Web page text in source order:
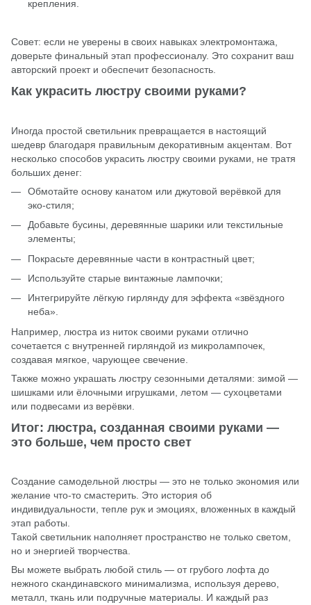
крепления.
Совет: если не уверены в своих навыках электромонтажа,
доверьте финальный этап профессионалу. Это сохранит ваш
авторский проект и обеспечит безопасность.
Как украсить люстру своими руками?
Иногда простой светильник превращается в настоящий
шедевр благодаря правильным декоративным акцентам. Вот
несколько способов украсить люстру своими руками, не тратя
больших денег:
Обмотайте основу канатом или джутовой верёвкой для
эко-стиля;
Добавьте бусины, деревянные шарики или текстильные
элементы;
Покрасьте деревянные части в контрастный цвет;
Используйте старые винтажные лампочки;
Интегрируйте лёгкую гирлянду для эффекта «звёздного
неба».
Например, люстра из ниток своими руками отлично
сочетается с внутренней гирляндой из микролампочек,
создавая мягкое, чарующее свечение.
Также можно украшать люстру сезонными деталями: зимой —
шишками или ёлочными игрушками, летом — сухоцветами
или подвесами из верёвки.
Итог: люстра, созданная своими руками —
это больше, чем просто свет
Создание самодельной люстры — это не только экономия или
желание что-то смастерить. Это история об
индивидуальности, тепле рук и эмоциях, вложенных в каждый
этап работы.
Такой светильник наполняет пространство не только светом,
но и энергией творчества.
Вы можете выбрать любой стиль — от грубого лофта до
нежного скандинавского минимализма, используя дерево,
металл, ткань или подручные материалы. И каждый раз